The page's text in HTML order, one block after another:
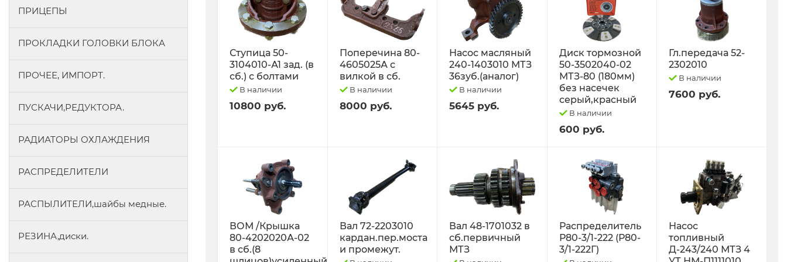
ПРИЦЕПЫ
ПРОКЛАДКИ ГОЛОВКИ БЛОКА
ПРОЧЕЕ, ИМПОРТ.
ПУСКАЧИ,РЕДУКТОРА.
РАДИАТОРЫ ОХЛАЖДЕНИЯ
РАСПРЕДЕЛИТЕЛИ
РАСПЫЛИТЕЛИ,шайбы медные.
РЕЗИНА,диски.
Ступица 50-
3104010-А1 зад. (в
сб.) с болтами
В наличии
10800 руб.
Поперечина 80-
4605025А с
вилкой в сб.
В наличии
8000 руб.
Насос масляный
240-1403010 МТЗ
36зуб.(аналог)
В наличии
5645 руб.
Диск тормозной
50-3502040-02
МТЗ-80 (180мм)
без насечек
серый,красный
В наличии
600 руб.
Гл.передача 52-
2302010
В наличии
7600 руб.
ВОМ /Крышка
80-4202020А-02
в сб.(8
Вал 72-2203010
кардан.пер.моста
и промежут.
Вал 48-1701032 в
сб.первичный
МТЗ
Распределитель
Р80-3/1-222 (Р80-
3/1-222Г)
Насос
топливный
Д-243/240 МТЗ 4